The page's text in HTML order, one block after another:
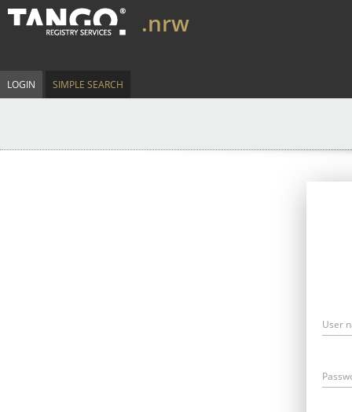
.nrw
LOGIN SIMPLE SEARCH
User